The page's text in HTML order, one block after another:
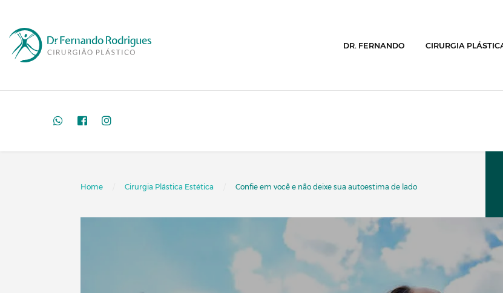
DR. FERNANDO CIRURGIA
Home Cirurgia Plástica Estética Confie em você e não deixe sua autoestima de lado